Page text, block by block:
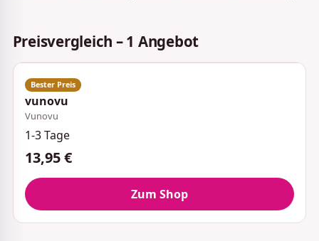
Preisvergleich – 1 Angebot
vunovu
Vunovu
1-3 Tage
13,95 €
Zum Shop